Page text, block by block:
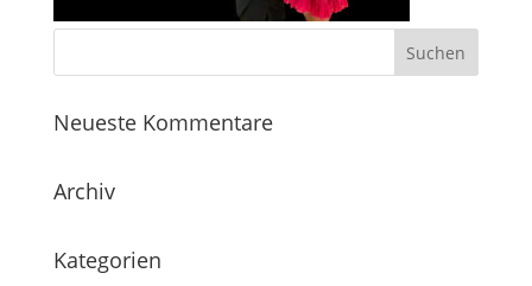
Neueste Kommentare
Archiv
Kategorien